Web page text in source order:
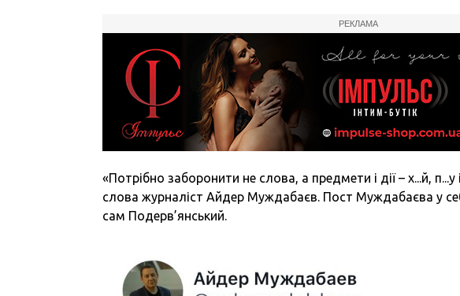
РЕКЛАМА
«Потрібно заборонити не слова, а предмети і дії – х...й, п...у
слова журналіст Айдер Муждабаєв. Пост Муждабаєва у
сам Подерв’янський.